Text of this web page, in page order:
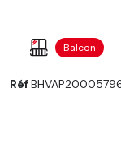
Balcon
Réf